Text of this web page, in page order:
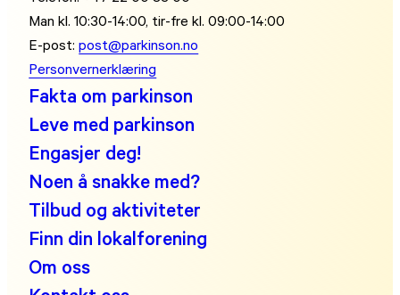
Man kl. 10:30-14:00, tir-fre kl. 09:00-14:00
E-post:post@parkinson.no
Personvernerklæring
Fakta om parkinson
Leve med parkinson
Engasjer deg!
Noen å snakke med?
Tilbud og aktiviteter
Finn din lokalforening
Om oss